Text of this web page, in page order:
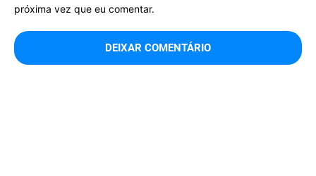
próxima vez que eu comentar.